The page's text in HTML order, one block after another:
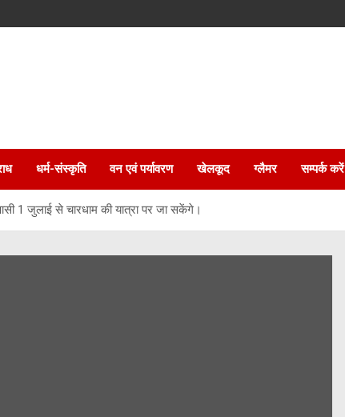
धर्म-संस्कृति वन एवं पर्यावरण खेलकूद ग्लैमर सम्पर्क करें
1 जुलाई से चारधाम की यात्रा पर जा सकेंगे।